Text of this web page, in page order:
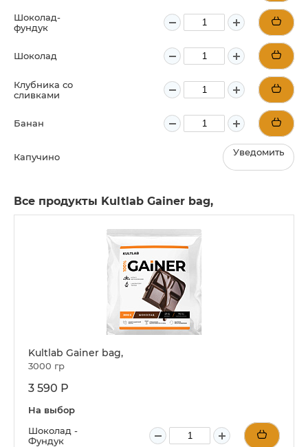
Шоколад-
фундук
Шоколад
Клубника со
сливками
Банан
Капучино Уведомить
Все продукты Kultlab Gainer bag,
Kultlab Gainer bag,
3000 гр
3 590 Р
На выбор
Шоколад -
Фундук